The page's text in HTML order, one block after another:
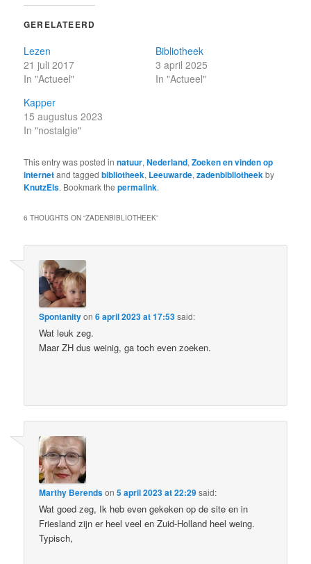
GERELATEERD
Lezen
21 juli 2017
In "Actueel"
Bibliotheek
3 april 2025
In "Actueel"
Kapper
15 augustus 2023
In "nostalgie"
This entry was posted innatuur,Nederland,Zoeken en vinden op
internetand taggedbibliotheek, Leeuwarde,zadenbibliotheekby
KnutzEls. Bookmark thepermalink.
6 THOUGHTS ON “ZADENBIBLIOTHEEK”
Spontanityon6 april 2023 at 17:53said:
Wat leuk zeg.
Maar ZH dus weinig, ga toch even zoeken.
Marthy Berendson5 april 2023 at 22:29said:
Wat goed zeg, Ik heb even gekeken op de site en in
Friesland zijn er heel veel en Zuid-Holland heel weing.
Typisch,